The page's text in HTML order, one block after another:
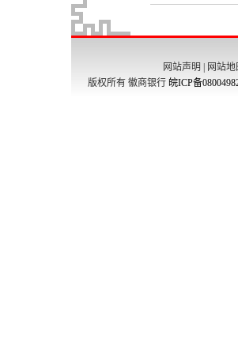
网站声明 网站地
版权所有 徽商银行 皖ICP备